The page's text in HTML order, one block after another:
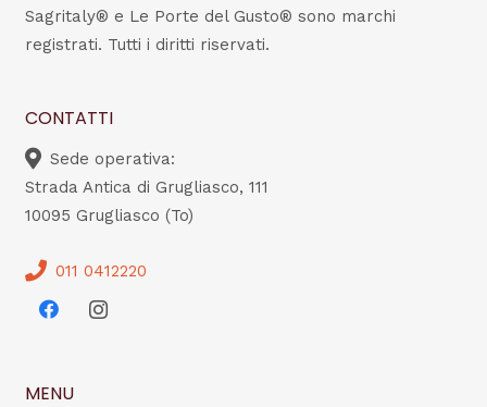
Sagritaly® e Le Porte del Gusto® sono marchi
registrati. Tutti i diritti riservati.
CONTATTI
Sede operativa:
Strada Antica di Grugliasco, 111
10095 Grugliasco (To)
011 0412220
MENU